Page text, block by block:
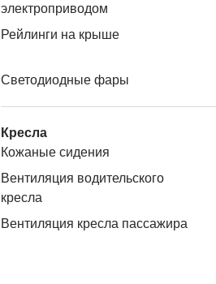
электроприводом
Рейлинги на крыше
Светодиодные фары
Кресла
Кожаные сидения
Вентиляция водительского
кресла
Вентиляция кресла пассажира